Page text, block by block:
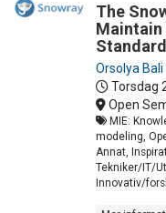
The
Orsolya Bali
Torsdag
Open
MIE:
modeling,
Annat,
Tekniker/IT/
Innovativ/